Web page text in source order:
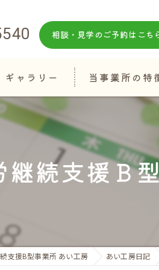
相談・見学のご予約はこち
ギャラリー 当事業所の特
発達障がい
生活習慣
続支援Ｂ
支援B型事業所 あい工房 あい工房日記